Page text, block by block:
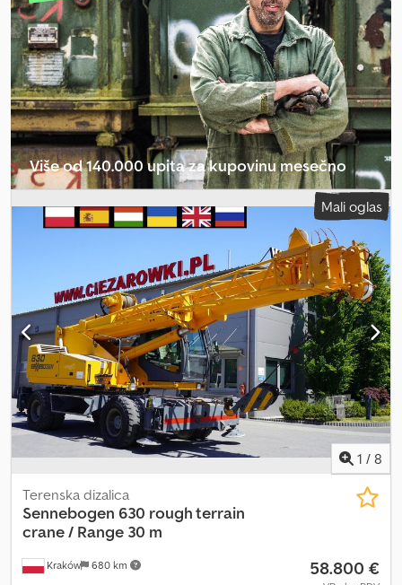
metara 1700 sati rada! Godina 2006 Tehnički podaci Težina
mašine: 24,8 tona Motor CAT 140 KS Djdpfezrf E Hsx Ap Ejkr
Kapacitet dizanja: 30 tona Dohvat: 24,5 m Sistem protiv blokiranja
kuke Blok kuke sa 5 remenica Tehničko i vizuelno stanje je
odlično.
Više od 140.000 upita za kupovinu mesečno
Izaberite paket za prodavce Mali oglas
1 / 8
Kraków 680 km
Terenska dizalica
Sennebogen 630 rough terrain
crane / Range 30 m
58.800 €